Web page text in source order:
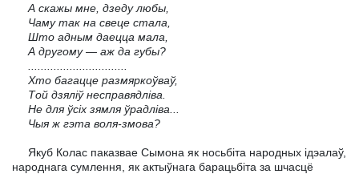
А скажы мне, дзеду любы,
Чаму так на свеце стала,
Што адным даецца мала,
А другому — аж да губы?
Хто багацце размяркоўваў,
Той дзяліў несправядліва.
Не для ўсіх зямля ўрадліва...
Чыя ж гэта воля-змова?
Якуб Колас паказвае Сымона як носьбіта народных ідэалаў,
народнага сумлення, як актыўнага барацьбіта за шчасцё